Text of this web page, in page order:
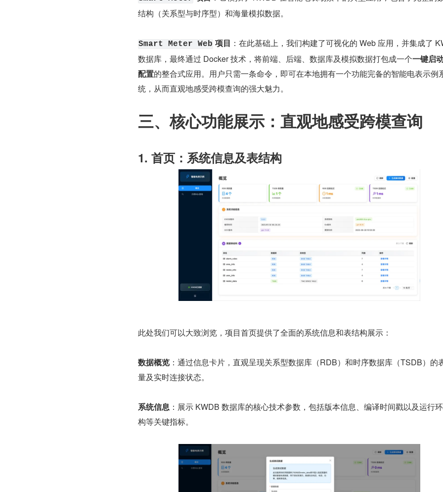
结构（关系型与时序型）和海量模拟数据。
Smart Meter Web 项目 ：在此基础上，我们构建了可视化的 Web 应用，并集成了
数据库，最终通过 Docker 技术，将前端、后端、数据库及模拟数据打包成一个一键启
配置的整合式应用。用户只需一条命令，即可在本地拥有一个功能完备的智能电表示例
统，从而直观地感受跨模查询的强大魅力。
三、核心功能展示：直观地感受跨模查询
1. 首页：系统信息及表结构
此处我们可以大致浏览，项目首页提供了全面的系统信息和表结构展示：
数据概览 ：通过信息卡片，直观呈现关系型数据库（RDB）和时序数据库（TSDB）的
量及实时连接状态。
系统信息 ：展示 KWDB 数据库的核心技术参数，包括版本信息、编译时间戳以及运行
构等关键指标。